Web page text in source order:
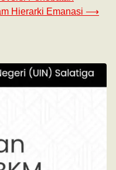
Hierarki Emanasi ⟶